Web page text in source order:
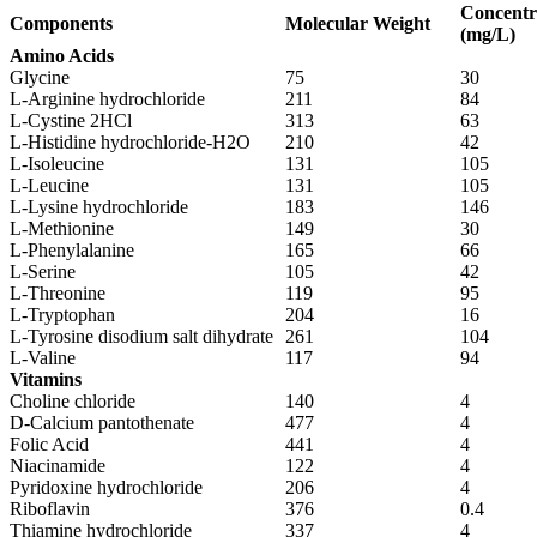
Components Molecular Weight
(mg/L)
Amino Acids
Glycine
75
30
L-Arginine hydrochloride
211
84
L-Cystine 2HCl
313
63
L-Histidine hydrochloride-H2O
210
42
L-Isoleucine
131
105
L-Leucine
131
105
L-Lysine hydrochloride
183
146
L-Methionine
149
30
L-Phenylalanine
165
66
L-Serine
105
42
L-Threonine
119
95
L-Tryptophan
204
16
L-Tyrosine disodium salt dihydrate
261
104
L-Valine
117
94
Vitamins
Choline chloride
140
4
D-Calcium pantothenate
477
4
Folic Acid
441
4
Niacinamide
122
4
Pyridoxine hydrochloride
206
4
Riboflavin
376
0.4
Thiamine hydrochloride
337 4